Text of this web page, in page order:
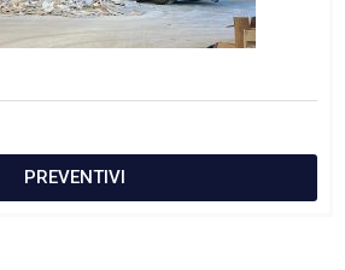
PREVENTIVI